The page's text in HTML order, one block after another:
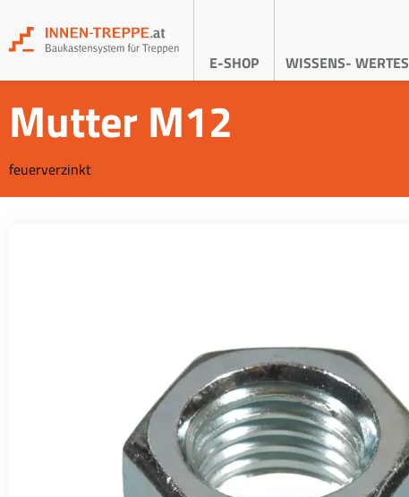
E-SHOP WISSENS- WERTES
Mutter M12
feuerverzinkt